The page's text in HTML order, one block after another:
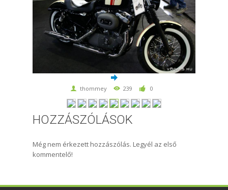
thommey 239 0
HOZZÁSZÓLÁSOK
Még nem érkezett hozzászólás. Legyél az első
kommentelő!